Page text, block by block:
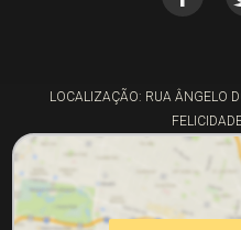
LOCALIZAÇÃO: RUA ÂNGELO